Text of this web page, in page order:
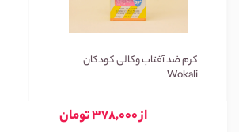
کرم ضد آفتاب وکالی کودکان
Wokali
از 378,000 تومان